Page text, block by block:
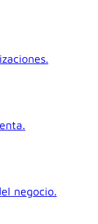
negocio.